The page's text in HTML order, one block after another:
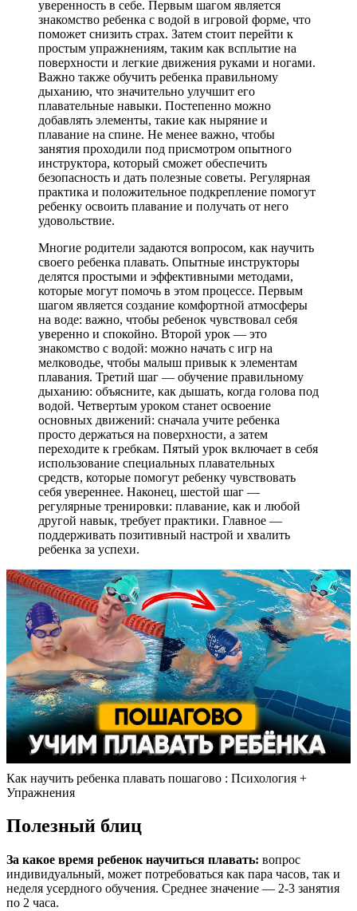
уверенность в себе. Первым шагом является
знакомство ребенка с водой в игровой форме, что
поможет снизить страх. Затем стоит перейти к
простым упражнениям, таким как всплытие на
поверхности и легкие движения руками и ногами.
Важно также обучить ребенка правильному
дыханию, что значительно улучшит его
плавательные навыки. Постепенно можно
добавлять элементы, такие как ныряние и
плавание на спине. Не менее важно, чтобы
занятия проходили под присмотром опытного
инструктора, который сможет обеспечить
безопасность и дать полезные советы. Регулярная
практика и положительное подкрепление помогут
ребенку освоить плавание и получать от него
удовольствие.
Многие родители задаются вопросом, как научить
своего ребенка плавать. Опытные инструкторы
делятся простыми и эффективными методами,
которые могут помочь в этом процессе. Первым
шагом является создание комфортной атмосферы
на воде: важно, чтобы ребенок чувствовал себя
уверенно и спокойно. Второй урок — это
знакомство с водой: можно начать с игр на
мелководье, чтобы малыш привык к элементам
плавания. Третий шаг — обучение правильному
дыханию: объясните, как дышать, когда голова под
водой. Четвертым уроком станет освоение
основных движений: сначала учите ребенка
просто держаться на поверхности, а затем
переходите к гребкам. Пятый урок включает в себя
использование специальных плавательных
средств, которые помогут ребенку чувствовать
себя увереннее. Наконец, шестой шаг —
регулярные тренировки: плавание, как и любой
другой навык, требует практики. Главное —
поддерживать позитивный настрой и хвалить
ребенка за успехи.
Как научить ребенка плавать пошагово : Психология +
Упражнения
Полезный блиц
За какое время ребенок научиться плавать: вопрос
индивидуальный, может потребоваться как пара часов, так и
неделя усердного обучения. Среднее значение — 2-3 занятия
по 2 часа.